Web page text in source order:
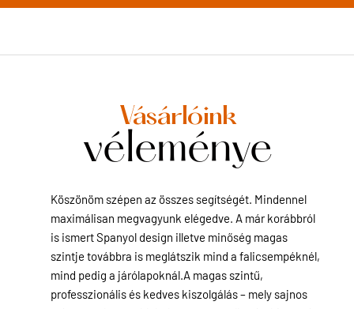
Vásárlóink
véleménye
Köszönöm szépen az összes segítségét. Mindennel
maximálisan megvagyunk elégedve. A már korábbról
is ismert Spanyol design illetve minőség magas
szintje továbbra is meglátszik mind a falicsempéknél,
mind pedig a járólapoknál.A magas szintű,
professzionális és kedves kiszolgálás – mely sajnos